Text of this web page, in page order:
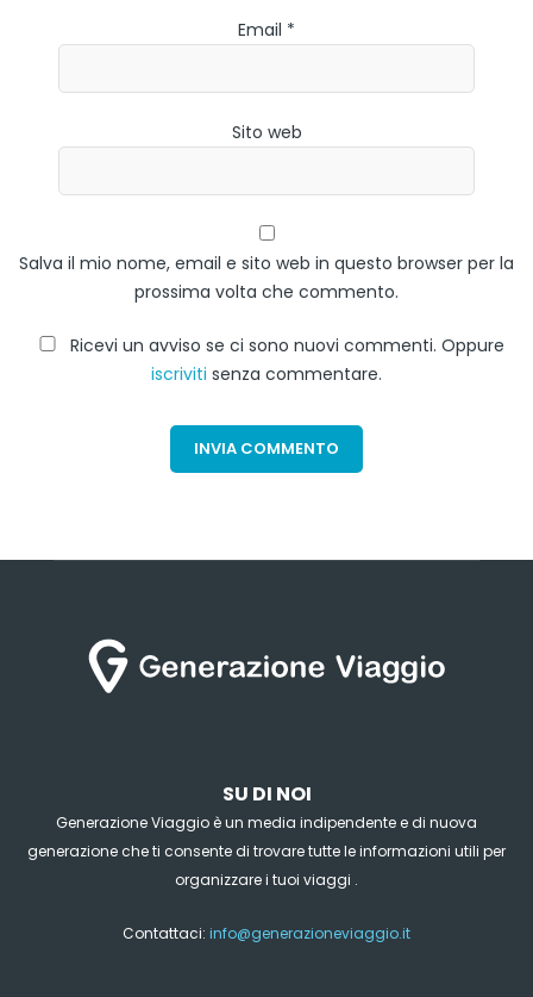
Email *
Sito web
Salva il mio nome, email e sito web in questo browser per la
prossima volta che commento.
Ricevi un avviso se ci sono nuovi commenti. Oppure
iscriviti senza commentare.
SU DI NOI
Generazione Viaggio è un media indipendente e di nuova
generazione che ti consente di trovare tutte le informazioni utili per
organizzare i tuoi viaggi .
Contattaci: info@generazioneviaggio.it